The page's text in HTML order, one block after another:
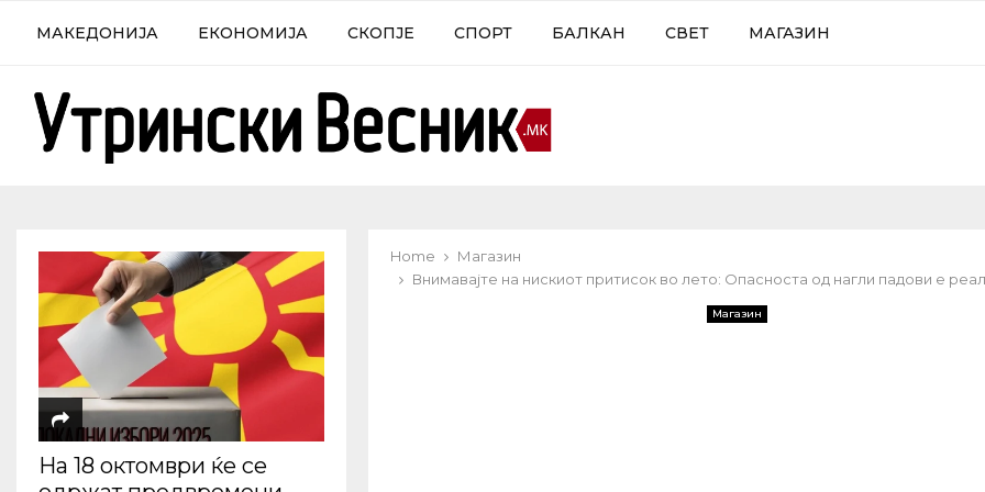
МАКЕДОНИЈА ЕКОНОМИЈА СКОПЈЕ СПОРТ БАЛКАН СВЕТ МАГАЗИН
Home
Магазин
Внимавајте на нискиот притисок во лето: Опасноста од нагли падови е
Магазин
На 18 октомври ќе се